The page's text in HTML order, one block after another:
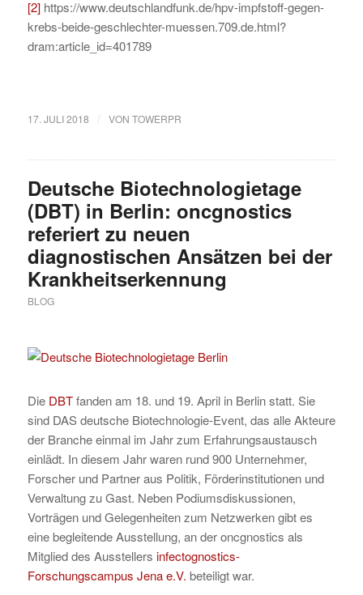
[2]https://www.deutschlandfunk.de/hpv-impfstoff-gegen-
krebs-beide-geschlechter-muessen.709.de.html?
dram:article_id=401789
17. JULI 2018 / VON TOWERPR
Deutsche Biotechnologietage
(DBT) in Berlin: oncgnostics
referiert zu neuen
diagnostischen Ansätzen bei der
Krankheitserkennung
BLOG
Die DBTfanden am 18. und 19. April in Berlin statt. Sie
sind DAS deutsche Biotechnologie-Event, das alle Akteure
der Branche einmal im Jahr zum Erfahrungsaustausch
einlädt. In diesem Jahr waren rund 900 Unternehmer,
Forscher und Partner aus Politik, Förderinstitutionen und
Verwaltung zu Gast. Neben Podiumsdiskussionen,
Vorträgen und Gelegenheiten zum Netzwerken gibt es
eine begleitende Ausstellung, an der oncgnostics als
Mitglied des Ausstellers infectognostics-
Forschungscampus Jena e.V. beteiligt war.